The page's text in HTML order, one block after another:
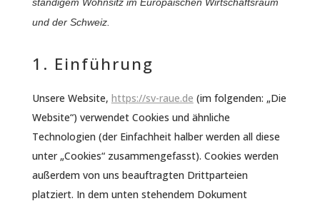
und der Schweiz.
1. Einführung
Unsere Website, https://sv-raue.de (im folgenden: „Die
Website“) verwendet Cookies und ähnliche
Technologien (der Einfachheit halber werden all diese
unter „Cookies“ zusammengefasst). Cookies werden
außerdem von uns beauftragten Drittparteien
platziert. In dem unten stehendem Dokument